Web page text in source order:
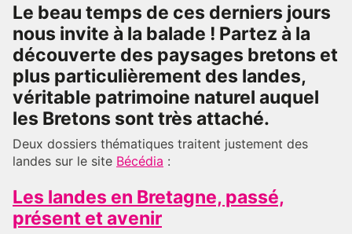
Le beau temps de ces derniers jours
nous invite à la balade ! Partez à la
découverte des paysages bretons et
plus particulièrement des landes,
véritable patrimoine naturel auquel
les Bretons sont très attaché.
Deux dossiers thématiques traitent justement des
landes sur le site Bécédia :
Les landes en Bretagne, passé,
présent et avenir